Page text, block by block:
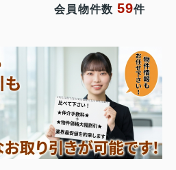
会員物件数 59件